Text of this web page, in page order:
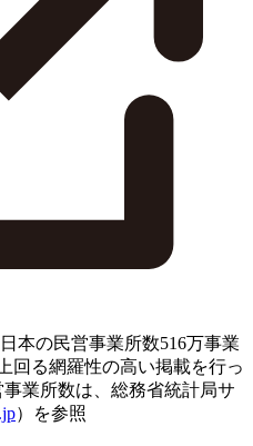
本の民営事業所数516万事業
回る網羅性の高い掲載を行っ
業所数は、総務省統計局サ
）を参照